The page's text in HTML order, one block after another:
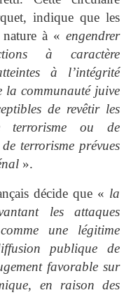
indique que les
à « engendrer
à caractère
à l’intégrité
la communauté juive
de revêtir les
terrorisme ou de
terrorisme prévues
».
décide que « la
les attaques
une légitime
publique de
favorable sur
en raison des